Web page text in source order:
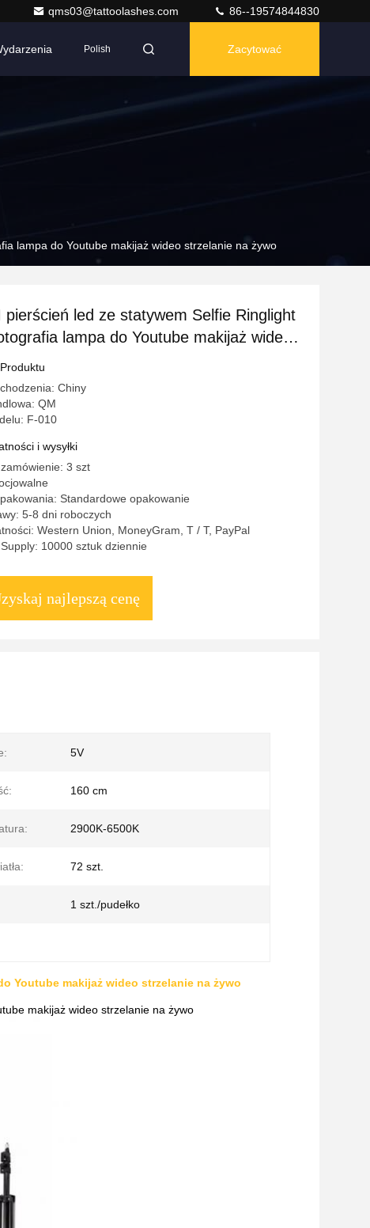
qms03@tattoolashes.com 86--19574844830
Polish Zacytować
lampa do Youtube makijaż wideo strzelanie na żywo
pierścień led ze statywem Selfie Ringlight
lampa do Youtube makijaż wideo
na żywo
Chiny
QM
F-010
i wysyłki
3 szt
pakowania: Standardowe opakowanie
5-8 dni roboczych
Western Union, MoneyGram, T / T, PayPal
10000 sztuk dziennie
najlepszą cenę
5V
160 cm
2900K-6500K
72 szt.
1 szt./pudełko
Youtube makijaż wideo strzelanie na żywo
makijaż wideo strzelanie na żywo